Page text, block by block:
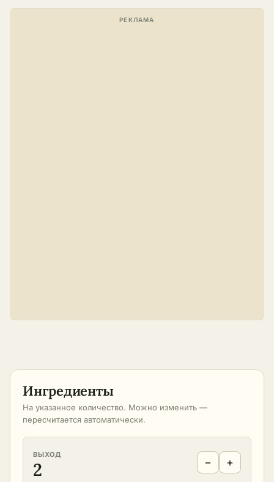
Ингредиенты
На указанное количество. Можно изменить —
пересчитается автоматически.
ВЫХОД
2 − +